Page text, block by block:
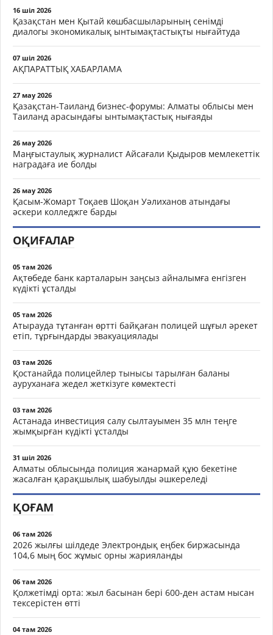
16 шіл 2026
Қазақстан мен Қытай көшбасшыларының сенімді
диалогы экономикалық ынтымақтастықты нығайтуда
07 шіл 2026
АҚПАРАТТЫҚ ХАБАРЛАМА
27 мау 2026
Қазақстан-Таиланд бизнес-форумы: Алматы облысы мен
Таиланд арасындағы ынтымақтастық нығаяды
26 мау 2026
Маңғыстаулық журналист Айсағали Қыдыров мемлекеттік
наградаға ие болды
26 мау 2026
Қасым-Жомарт Тоқаев Шоқан Уәлиханов атындағы
әскери колледжге барды
ОҚИҒАЛАР
05 там 2026
Ақтөбеде банк карталарын заңсыз айналымға енгізген
күдікті ұсталды
05 там 2026
Атырауда тұтанған өртті байқаған полицей шұғыл әрекет
етіп, тұрғындарды эвакуациялады
03 там 2026
Қостанайда полицейлер тынысы тарылған баланы
ауруханаға жедел жеткізуге көмектесті
03 там 2026
Астанада инвестиция салу сылтауымен 35 млн теңге
жымқырған күдікті ұсталды
31 шіл 2026
Алматы облысында полиция жанармай құю бекетіне
жасалған қарақшылық шабуылды әшкереледі
ҚОҒАМ
06 там 2026
2026 жылғы шілдеде Электрондық еңбек биржасында
104,6 мың бос жұмыс орны жарияланды
06 там 2026
Қолжетімді орта: жыл басынан бері 600-ден астам нысан
тексерістен өтті
04 там 2026